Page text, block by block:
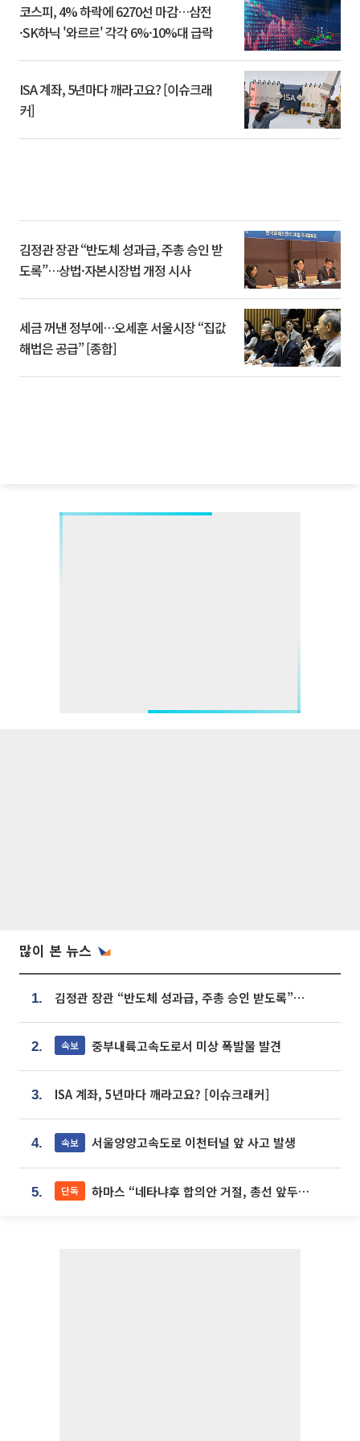
코스피, 4% 하락에 6270선 마감…삼전
·SK하닉 '와르르' 각각 6%·10%대 급락
ISA 계좌, 5년마다 깨라고요? [이슈크래
커]
김정관 장관 “반도체 성과급, 주총 승인 받
도록”…상법·자본시장법 개정 시사
세금 꺼낸 정부에…오세훈 서울시장 “집값
해법은 공급” [종합]
많이 본 뉴스
1. 김정관 장관 “반도체 성과급, 주총 승인 받도록”…상법·자본시장법 개정 시사
2. 속보 중부내륙고속도로서 미상 폭발물 발견
3. ISA 계좌, 5년마다 깨라고요? [이슈크래커]
4. 속보 서울양양고속도로 이천터널 앞 사고 발생
5. 단독 하마스 “네타냐후 합의안 거절, 총선 앞두고 시간 끌기”